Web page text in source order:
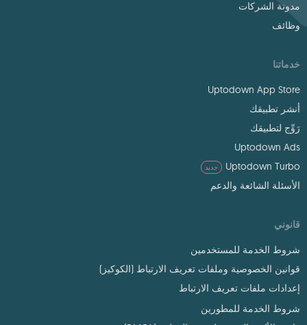
مدونة الشركات
وظائف
خدماتنا
Uptodown App Store
أنشر تطبيقك
رَوِّج لتطبيقك
Uptodown Ads
Uptodown Turbo
جديد
الأسئلة الشائعة والدعم
قانوني
شروط الخدمة للمستخدمين
قوانين الخصوصية وملفات تعريف الارتباط (الكوكيز)
إعدادات ملفات تعريف الارتباط
شروط الخدمة للمطورين